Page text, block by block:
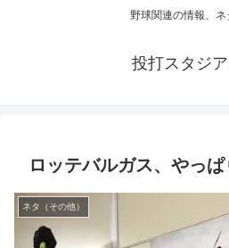
野球関連の情報、ネ
投打スタジ
ロッテバルガス、やっ
ネタ（その他）